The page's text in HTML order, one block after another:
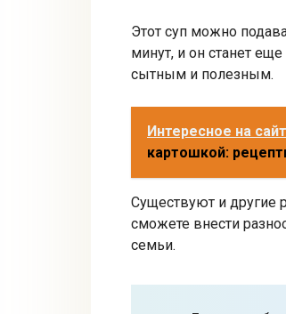
Этот суп можно
минут, и он станет
сытным и полезным.
Интересное на
картошкой:
Существуют и другие
сможете внести
семьи.